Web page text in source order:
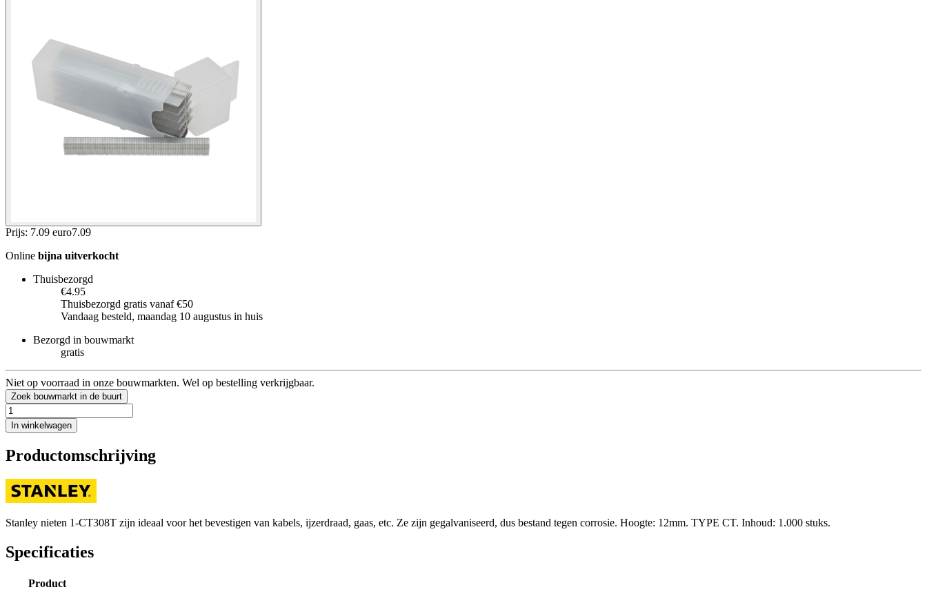
Prijs: 7.09 euro7.09
Online bijna uitverkocht
Thuisbezorgd
€4.95
Thuisbezorgd gratis vanaf €50
Vandaag besteld, maandag 10 augustus in huis
Bezorgd in bouwmarkt
gratis
Niet op voorraad in onze bouwmarkten. Wel op bestelling verkrijgbaar.
Zoek bouwmarkt in de buurt
In winkelwagen
Productomschrijving
Stanley nieten 1-CT308T zijn ideaal voor het bevestigen van kabels, ijzerdraad, gaas, etc. Ze zijn gegalvaniseerd, dus bestand tegen corrosie. Hoogte: 12mm. TYPE CT. Inhoud: 1.000 stuks.
Specificaties
Product